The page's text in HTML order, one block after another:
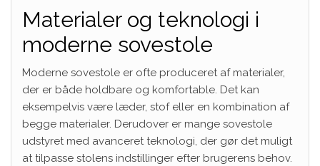
Materialer og teknologi i
moderne sovestole
Moderne sovestole er ofte produceret af materialer,
der er både holdbare og komfortable. Det kan
eksempelvis være læder, stof eller en kombination af
begge materialer. Derudover er mange sovestole
udstyret med avanceret teknologi, der gør det muligt
at tilpasse stolens indstillinger efter brugerens behov.